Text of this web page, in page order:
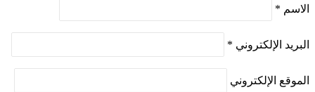
الاسم *
البريد الإلكتروني *
الموقع الإلكتروني